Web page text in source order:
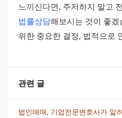
법률상담해보시는 것이 좋
위한 중요한 결정, 법적으로
관련 글